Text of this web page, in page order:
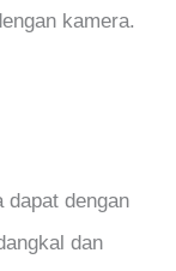
kamera.
dapat dengan
dan